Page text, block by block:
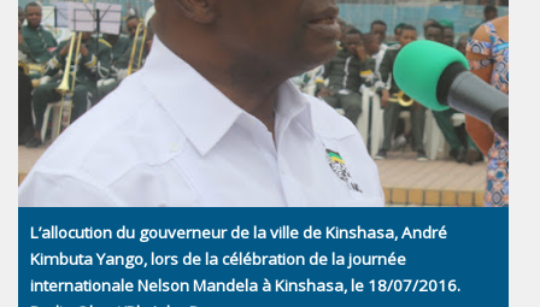
L’allocution du gouverneur de la ville de Kinshasa, André
Kimbuta Yango, lors de la célébration de la journée
internationale Nelson Mandela à Kinshasa, le 18/07/2016.